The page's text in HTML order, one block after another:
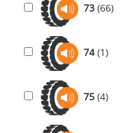
73 (66)
74(1)
75 (4)